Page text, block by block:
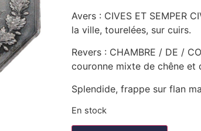
Avers : CIVES ET SEMPER
la ville, tourelées, sur cuirs.
Revers : CHAMBRE / DE /
couronne mixte de chêne et
Splendide, frappe sur flan
En stock